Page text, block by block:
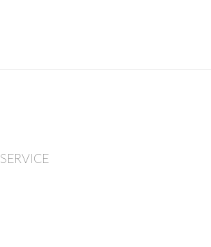
SERVICE